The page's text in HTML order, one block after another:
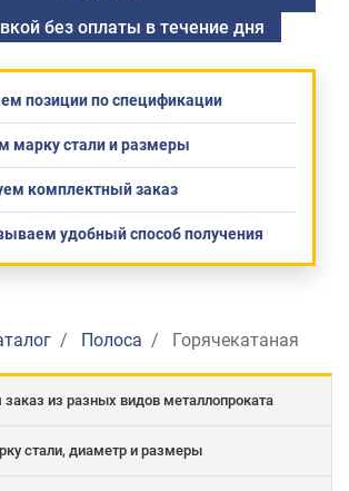
без оплаты в течение дня
позиции по спецификации
марку стали и размеры
комплектный заказ
удобный способ получения
Полоса Горячекатаная
из разных видов металлопроката
стали, диаметр и размеры